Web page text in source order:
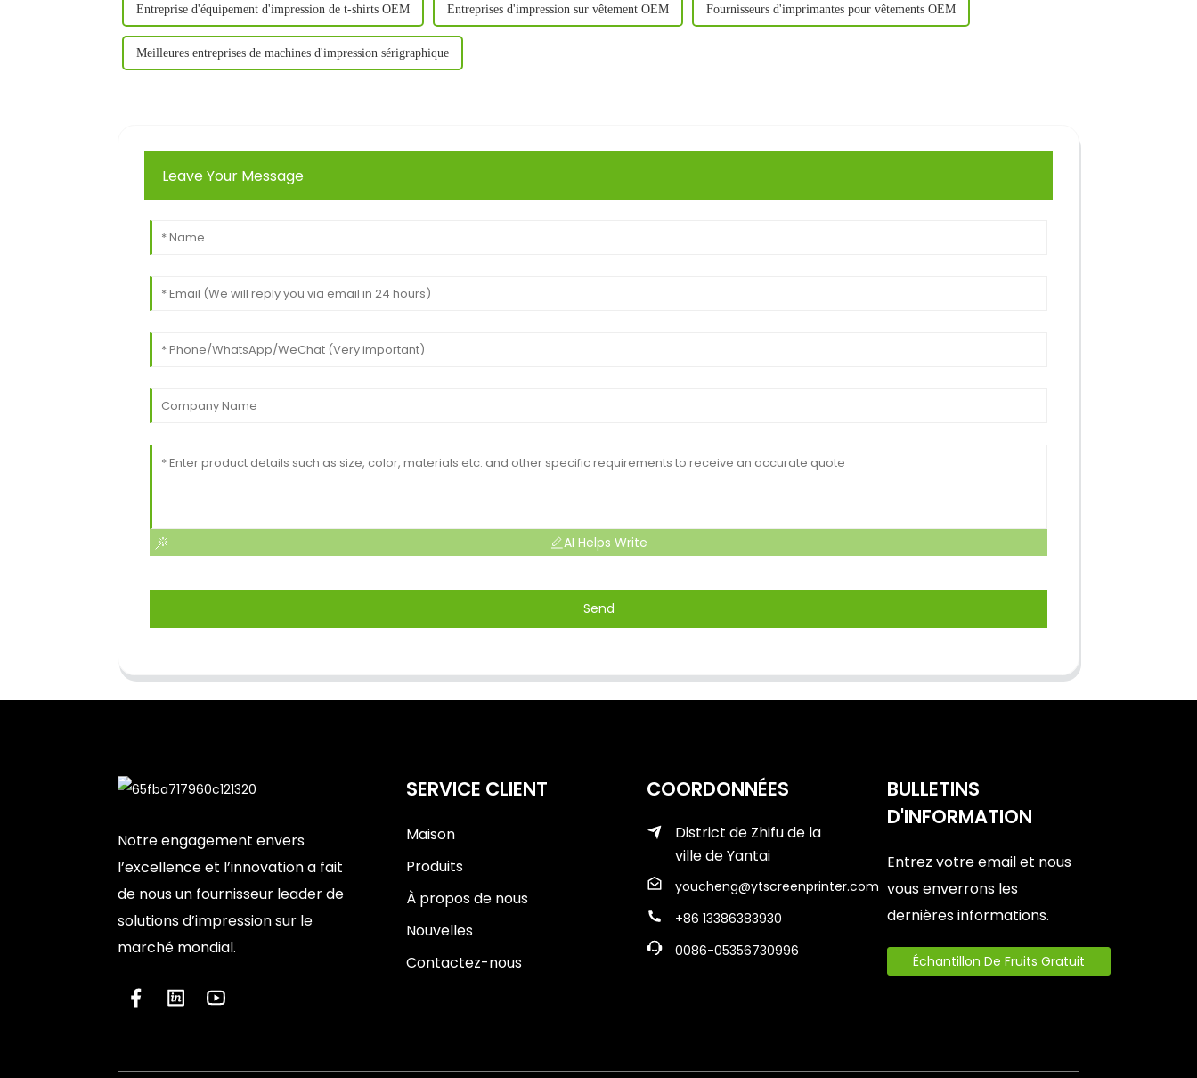
Entreprise d'équipement d'impression de t-shirts OEM Entreprises d'impression sur vêtement OEM Fournisseurs d'imprimantes pour vêtements OEM
Meilleures entreprises de machines d'impression sérigraphique
Leave Your Message
AI Helps Write
Send
Notre engagement envers
l’excellence et l’innovation a fait
de nous un fournisseur leader de
solutions d’impression sur le
marché mondial.
SERVICE CLIENT
Maison
Produits
À propos de nous
Nouvelles
Contactez-nous
COORDONNÉES
District de Zhifu de la
ville de Yantai
youcheng@ytscreenprinter.com
+86 13386383930
0086-05356730996
BULLETINS
D'INFORMATION
Entrez votre email et nous
vous enverrons les
dernières informations.
Échantillon De Fruits Gratuit